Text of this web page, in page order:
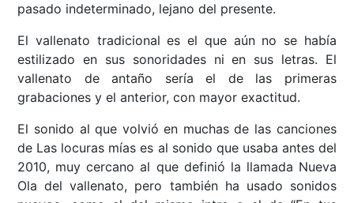
pasado indeterminado, lejano del presente.
El vallenato tradicional es el que aún no se había
estilizado en sus sonoridades ni en sus letras. El
vallenato de antaño sería el de las primeras
grabaciones y el anterior, con mayor exactitud.
El sonido al que volvió en muchas de las canciones
de Las locuras mías es al sonido que usaba antes del
2010, muy cercano al que definió la llamada Nueva
Ola del vallenato, pero también ha usado sonidos